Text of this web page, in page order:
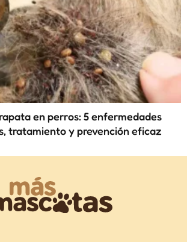
en perros: 5 enfermedades
tratamiento y prevención eficaz